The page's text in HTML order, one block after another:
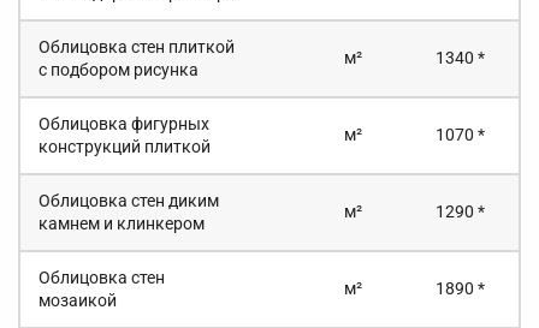
Облицовка стен плиткой
с подбором рисунка
м² 1340 *
Облицовка фигурных
конструкций плиткой
м² 1070 *
Облицовка стен диким
камнем и клинкером
м² 1290 *
Облицовка стен
мозаикой
м² 1890 *